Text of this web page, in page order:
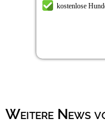
kostenlose
Weitere News